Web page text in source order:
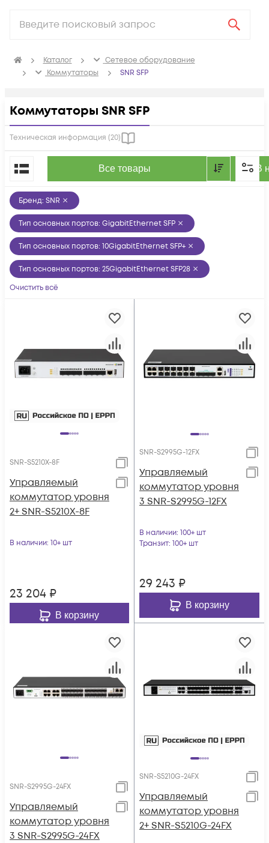
Каталог
Сетевое оборудование
Коммутаторы
SNR SFP
Коммутаторы SNR SFP
Техническая информация (20)
Все товары В
По популярности
Бренд: SNR
Тип основных портов: GigabitEthernet SFP
Тип основных портов: 10GigabitEthernet SFP+
Тип основных портов: 25GigabitEthernet SFP28
Очистить всё
SNR-S5210X-8F
Управляемый
коммутатор уровня
2+ SNR-S5210X-8F
В наличии: 10+ шт
23 204 ₽
В корзину
SNR-S2995G-12FX
Управляемый
коммутатор уровня
3 SNR-S2995G-12FX
В наличии: 100+ шт
Транзит: 100+ шт
29 243 ₽
В корзину
SNR-S2995G-24FX
Управляемый
коммутатор уровня
3 SNR-S2995G-24FX
SNR-S5210G-24FX
Управляемый
коммутатор уровня
2+ SNR-S5210G-24FX